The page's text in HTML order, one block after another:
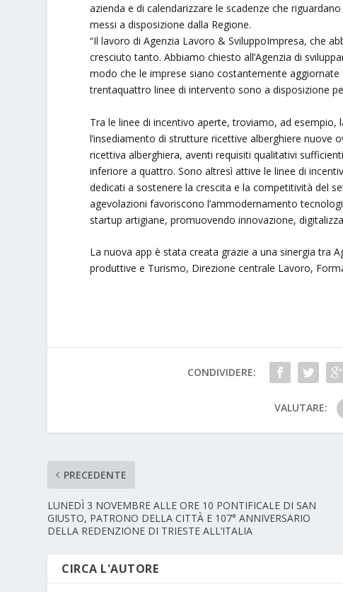
azienda e di calendarizzare le scadenze che
messi a disposizione dalla Regione.
“Il lavoro di Agenzia Lavoro & SviluppoImpresa, che
cresciuto tanto. Abbiamo chiesto all’Agenzia di
modo che le imprese siano costantemente
trentaquattro linee di intervento sono a disposizione
Tra le linee di incentivo aperte, troviamo, ad
l’insediamento di strutture ricettive alberghiere nuove
ricettiva alberghiera, aventi requisiti qualitativi
inferiore a quattro. Sono altresì attive le linee di
dedicati a sostenere la crescita e la competitività del
agevolazioni favoriscono l’ammodernamento
startup artigiane, promuovendo innovazione,
La nuova app è stata creata grazie a una sinergia tra
produttive e Turismo, Direzione centrale Lavoro,
CONDIVIDERE:
VALUTARE:
PRECEDENTE
LUNEDÌ 3 NOVEMBRE ALLE ORE 10 PONTIFICALE DI SAN
GIUSTO, PATRONO DELLA CITTÀ E 107° ANNIVERSARIO
DELLA REDENZIONE DI TRIESTE ALL’ITALIA
CIRCA L'AUTORE